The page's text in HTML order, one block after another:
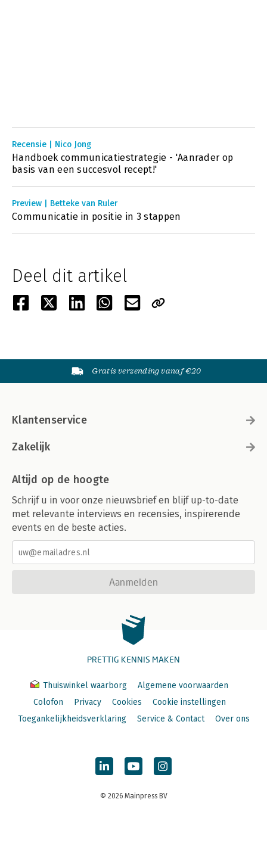
Recensie | Nico Jong
Handboek communicatiestrategie - 'Aanrader op
basis van een succesvol recept!'
Preview | Betteke van Ruler
Communicatie in positie in 3 stappen
Deel dit artikel
Gratis verzending vanaf €20
Klantenservice
Zakelijk
Altijd op de hoogte
Schrijf u in voor onze nieuwsbrief en blijf up-to-date
met relevante interviews en recensies, inspirerende
events en de beste acties.
Aanmelden
PRETTIG KENNIS MAKEN
Thuiswinkel waarborg
Algemene voorwaarden
Colofon
Privacy Cookies
Cookie instellingen
Toegankelijkheidsverklaring
Service & Contact Over ons
© 2026 Mainpress BV